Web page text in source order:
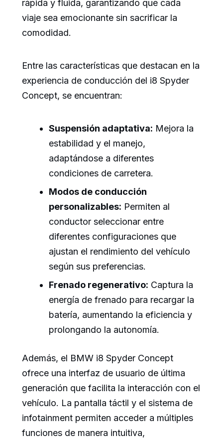
rápida y fluida, garantizando que cada
viaje sea emocionante sin sacrificar la
comodidad.
Entre las características que destacan en la
experiencia de conducción del i8 Spyder
Concept, se encuentran:
Suspensión adaptativa: Mejora la
estabilidad y el manejo,
adaptándose a diferentes
condiciones de carretera.
Modos de conducción
personalizables: Permiten al
conductor seleccionar entre
diferentes configuraciones que
ajustan el rendimiento del vehículo
según sus preferencias.
Frenado regenerativo: Captura la
energía de frenado para recargar la
batería, aumentando la eficiencia y
prolongando la autonomía.
Además, el BMW i8 Spyder Concept
ofrece una interfaz de usuario de última
generación que facilita la interacción con el
vehículo. La pantalla táctil y el sistema de
infotainment permiten acceder a múltiples
funciones de manera intuitiva,